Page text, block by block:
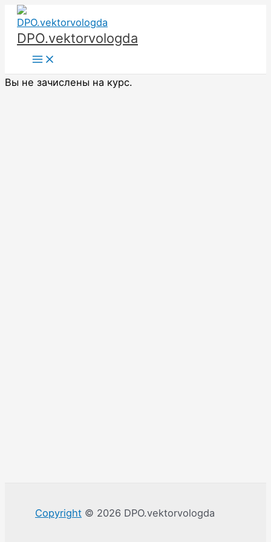
Перейти
содержимому
DPO.vektorvologda
Main
Вы не зачислены на курс.
Copyright © 2026 DPO.vektorvologda